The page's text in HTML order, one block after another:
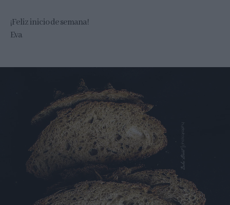
¡Feliz inicio de semana!
Eva